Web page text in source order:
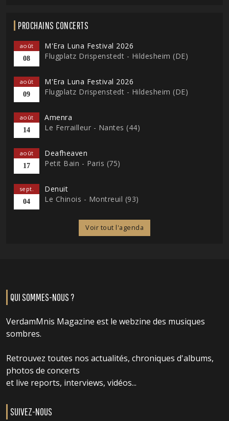
PROCHAINS CONCERTS
août
08
M'Era Luna Festival 2026
Flugplatz Drispenstedt - Hildesheim (DE)
août
09
M'Era Luna Festival 2026
Flugplatz Drispenstedt - Hildesheim (DE)
août
14
Amenra
Le Ferrailleur - Nantes (44)
août
17
Deafheaven
Petit Bain - Paris (75)
sept.
04
Denuit
Le Chinois - Montreuil (93)
Voir tout l'agenda
QUI SOMMES-NOUS ?
VerdamMnis Magazine est le webzine des musiques
sombres.
Retrouvez toutes nos actualités, chroniques d'albums,
photos de concerts
et live reports, interviews, vidéos...
SUIVEZ-NOUS